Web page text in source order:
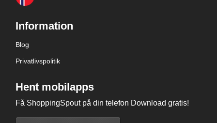
Information
Blog
Privatlivspolitik
Hent mobilapps
Få ShoppingSpout på din telefon Download gratis!